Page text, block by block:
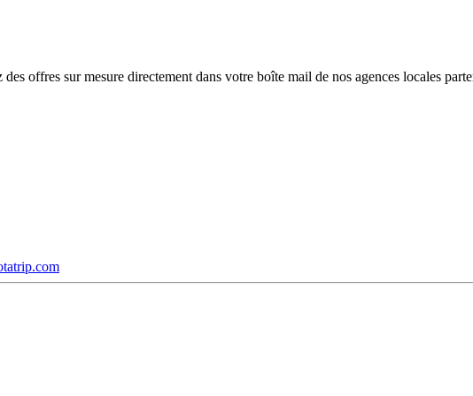
offres sur mesure directement dans votre boîte mail de nos agences locales